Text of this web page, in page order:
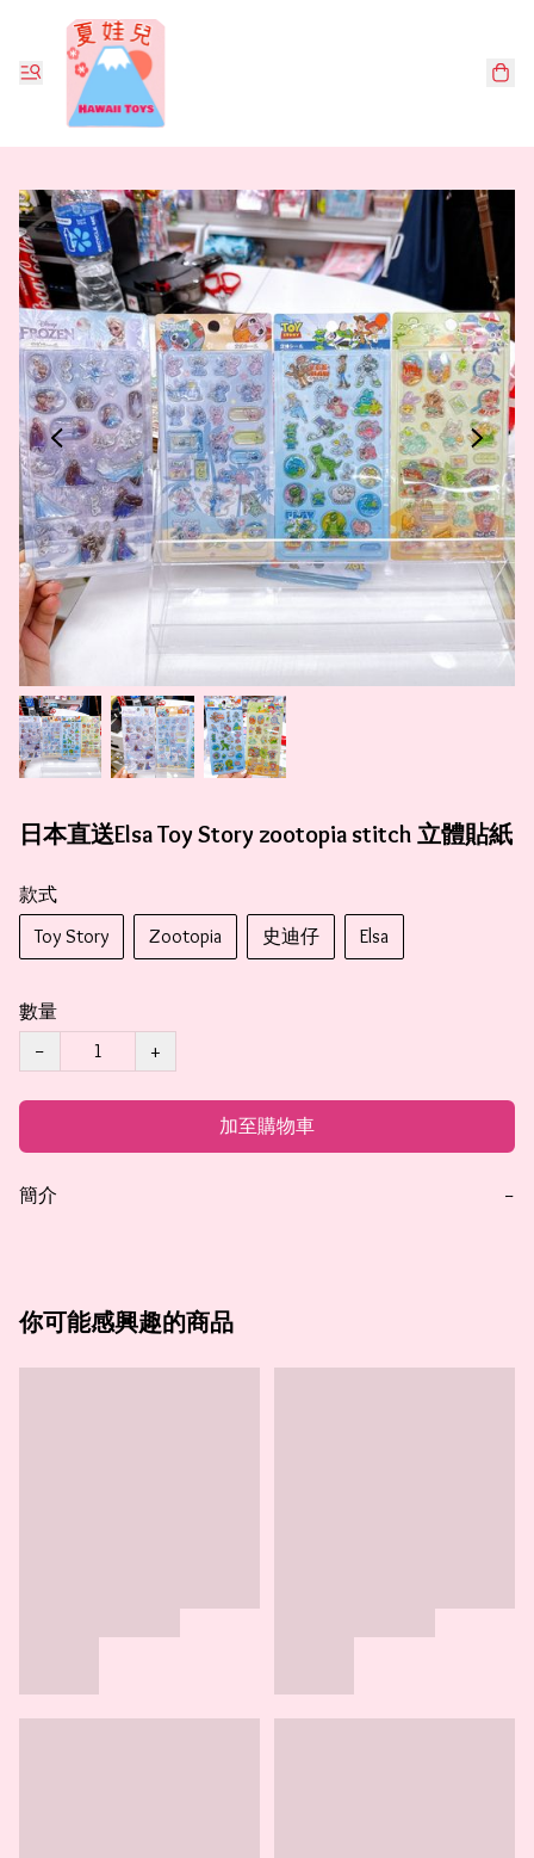
日本直送Elsa Toy Story zootopia stitch 立體貼紙
款式
Toy Story
Zootopia 史迪仔 Elsa
數量
−
+
加至購物車
簡介 −
你可能感興趣的商品